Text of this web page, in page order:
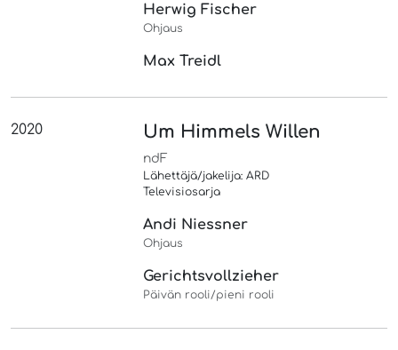
Herwig Fischer
Ohjaus
Max Treidl
2020 Um Himmels Willen
ndF
Lähettäjä/jakelija: ARD
Televisiosarja
Andi Niessner
Ohjaus
Gerichtsvollzieher
Päivän rooli/pieni rooli